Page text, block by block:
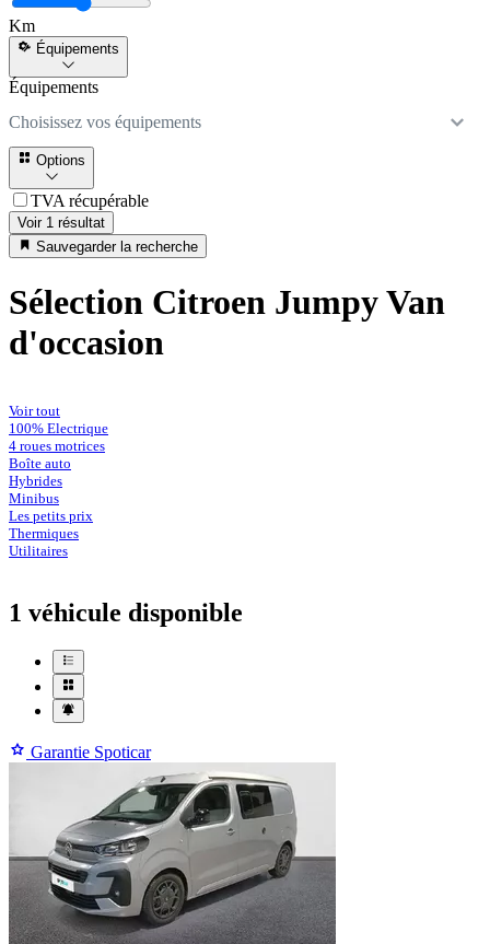
Km
Équipements
Équipements
Choisissez vos équipements
Options
TVA récupérable
Voir 1 résultat
Sauvegarder la recherche
Sélection Citroen Jumpy Van
d'occasion
Voir tout
100% Electrique
4 roues motrices
Boîte auto
Hybrides
Minibus
Les petits prix
Thermiques
Utilitaires
1 véhicule disponible
Garantie Spoticar